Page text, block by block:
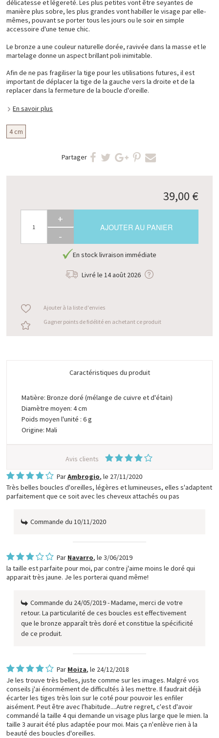
délicatesse et légereté. Les plus petites vont être seyantes de
manière plus sobre, les plus grandes vont habiller le visage par elle-
mêmes, pouvant se porter tous les jours ou le soir en simple
accessoire d'une tenue chic.
Le bronze a une couleur naturelle dorée, ravivée dans la masse et le
martelage donne un aspect brillant poli inimitable.
Afin de ne pas fragiliser la tige pour les utilisations futures, il est
important de déplacer la tige de la gauche vers la droite et de la
replacer dans la fermeture de la boucle d'oreille.
En savoir plus
4 cm
Partager
39,00 €
+
-
AJOUTER AU PANIER
En stock livraison immédiate
Livré le 14 août 2026
Ajouter à la liste d'envies
Gagner points de fidélité en achetant ce produit
Caractéristiques du produit
Matière: Bronze doré (mélange de cuivre et d'étain)
Diamètre moyen: 4 cm
Poids moyen l'unité : 6 g
Origine: Mali
Avis clients
ParAmbrogio, le 27/11/2020
Très belles boucles d'oreilles, légères et lumineuses, elles s'adaptent
parfaitement que ce soit avec les cheveux attachés ou pas
Commande du 10/11/2020
Par Navarro, le3/06/2019
la taille est parfaite pour moi, par contre j'aime moins le doré qui
apparait très jaune. Je les porterai quand même!
Commande du 24/05/2019 - Madame, merci de votre
retour. La particularité de ces boucles est effectivement
que le bronze apparaît très doré et constitue la spécificité
de ce produit.
Par Moiza, le 24/12/2018
Je les trouve très belles, juste comme sur les images. Malgré vos
conseils j'ai énormément de difficultés à les mettre. Il faudrait déjà
écarter les tiges très loin sur le coté pour pouvoir les enfiler
aisément. Peut être avec l'habitude....Autre regret, c'est d'avoir
commandé la taille 4 qui demande un visage plus large que le mien. la
taille 3 aurait été plus adaptée pour moi. Mais ça n'enlève rien à la
beauté des boucles d'oreilles.